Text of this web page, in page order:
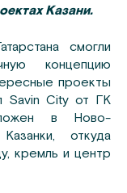
Казани.
смогли
концепцию
проекты
Savin City от ГК
в Ново-
откуда
кремль и центр